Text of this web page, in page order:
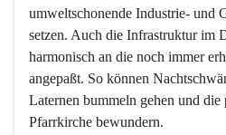
umweltschonende Industrie- und
setzen. Auch die Infrastruktur im
harmonisch an die noch immer
angepaßt. So können
Laternen bummeln gehen und die
Pfarrkirche bewundern.